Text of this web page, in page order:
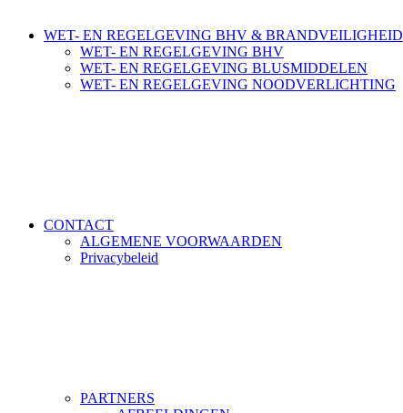
WET- EN REGELGEVING BHV & BRANDVEILIGHEID
WET- EN REGELGEVING BHV
WET- EN REGELGEVING BLUSMIDDELEN
WET- EN REGELGEVING NOODVERLICHTING
CONTACT
ALGEMENE VOORWAARDEN
Privacybeleid
PARTNERS